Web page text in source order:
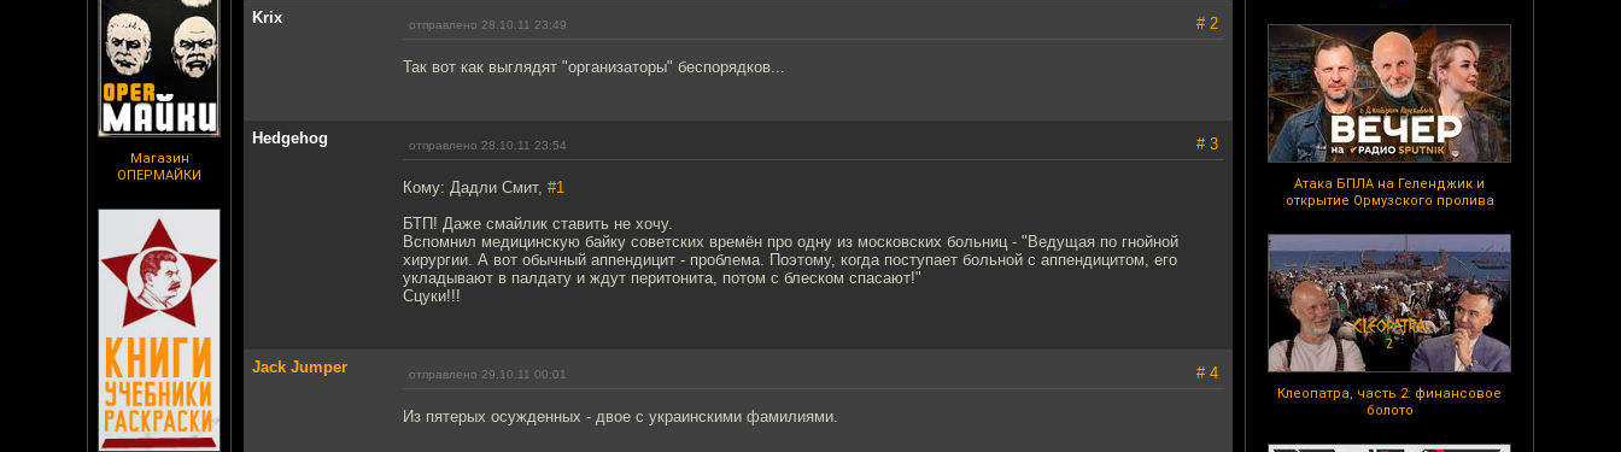
Магазин
ОПЕРМАЙКИ
Атака БПЛА на Геленджик и
открытие Ормузского пролива
Клеопатра, часть 2: финансовое
болото
Krix отправлено 28.10.11 23:49 # 2
Так вот как выглядят "организаторы" беспорядков...
Hedgehog отправлено 28.10.11 23:54 # 3
Кому: Дадли Смит, #1
БТП! Даже смайлик ставить не хочу.
Вспомнил медицинскую байку советских времён про одну из московских больниц - "Ведущая по гнойной
хирургии. А вот обычный аппендицит - проблема. Поэтому, когда поступает больной с аппендицитом, его
укладывают в палдату и ждут перитонита, потом с блеском спасают!"
Сцуки!!!
Jack Jumper отправлено 29.10.11 00:01 # 4
Из пятерых осужденных - двое с украинскими фамилиями.